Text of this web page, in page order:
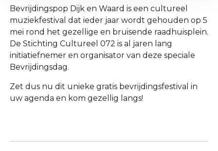
Bevrijdingspop Dijk en Waard is een cultureel
muziekfestival dat ieder jaar wordt gehouden op 5
mei rond het gezellige en bruisende raadhuisplein.
De Stichting Cultureel 072 is al jaren lang
initiatiefnemer en organisator van deze speciale
Bevrijdingsdag.
Zet dus nu dit unieke gratis bevrijdingsfestival in
uw agenda en kom gezellig langs!